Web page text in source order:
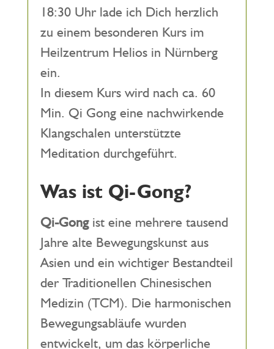
18:30 Uhr lade ich Dich herzlich
zu einem besonderen Kurs im
Heilzentrum Helios in Nürnberg
ein.
In diesem Kurs wird nach ca. 60
Min. Qi Gong eine nachwirkende
Klangschalen unterstützte
Meditation durchgeführt.
Was ist Qi-Gong?
Qi-Gongist eine mehrere tausend
Jahre alte Bewegungskunst aus
Asien und ein wichtiger Bestandteil
der Traditionellen Chinesischen
Medizin (TCM). Die harmonischen
Bewegungsabläufe wurden
entwickelt, um das körperliche